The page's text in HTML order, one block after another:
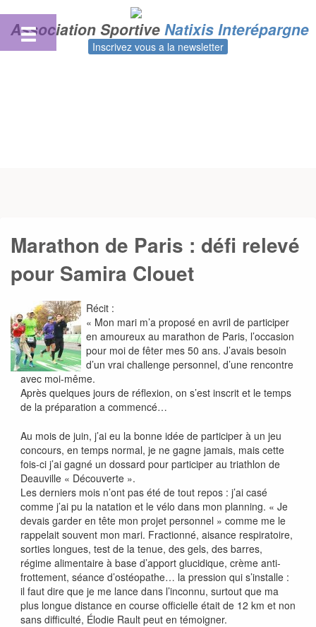
content
Association Sportive Natixis Interépargne
Inscrivez vous a la newsletter
Marathon de Paris : défi relevé
pour Samira Clouet
Récit :
« Mon mari m’a proposé en avril de participer
en amoureux au marathon de Paris, l’occasion
pour moi de fêter mes 50 ans. J’avais besoin
d’un vrai challenge personnel, d’une rencontre
avec moi-même.
Après quelques jours de réflexion, on s’est inscrit et le temps
de la préparation a commencé…
Au mois de juin, j’ai eu la bonne idée de participer à un jeu
concours, en temps normal, je ne gagne jamais, mais cette
fois-ci j’ai gagné un dossard pour participer au triathlon de
Deauville « Découverte ».
Les derniers mois n’ont pas été de tout repos : j’ai casé
comme j’ai pu la natation et le vélo dans mon planning. « Je
devais garder en tête mon projet personnel » comme me le
rappelait souvent mon mari. Fractionné, aisance respiratoire,
sorties longues, test de la tenue, des gels, des barres,
régime alimentaire à base d’apport glucidique, crème anti-
frottement, séance d’ostéopathe… la pression qui s’installe :
il faut dire que je me lance dans l’inconnu, surtout que ma
plus longue distance en course officielle était de 12 km et non
sans difficulté, Élodie Rault peut en témoigner.